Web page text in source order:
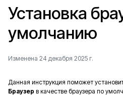
Установка
умолчанию
Изменена 24 декабря 2025 г.
Данная инструкция поможет
Браузер в качестве браузера по